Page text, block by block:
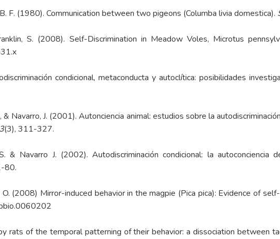
F. (1980). Communication between two pigeons (Columba livia domestica).
S. (2008). Self-Discrimination in Meadow Voles, Microtus
condicional, metaconducta y autoclítica: posibilidades
Navarro, J. (2001). Autonciencia animal: estudios sobre la
(3), 311-327.
& Navarro J. (2002). Autodiscriminación condicional: la autoconciencia
80.
O. (2008) Mirror-induced behavior in the magpie (Pica pica): Evidence of
rats of the temporal patterning of their behavior: a dissociation between